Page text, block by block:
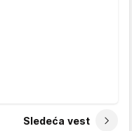
Sledeća vest